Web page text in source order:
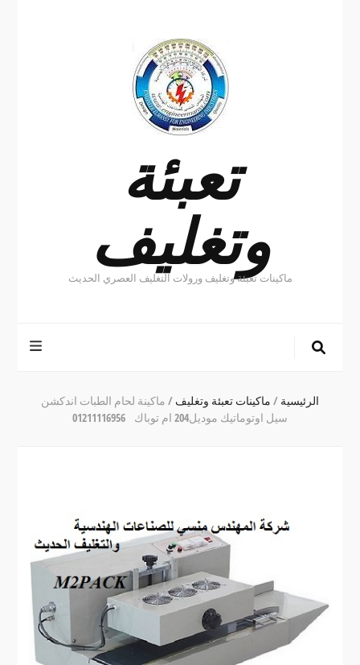
تعبئة
وتغليف
ماكينات تعبئة وتغليف ورولات التغليف العصري الحديث
الرئيسية / ماكينات تعبئة وتغليف / ماكينة لحام الطبات اندكشن
سيل اوتوماتيك موديل204 ام توباك 01211116956